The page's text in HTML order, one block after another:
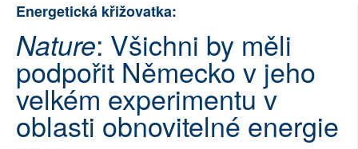
ROZHOVORY
TÉMATA
NEJČTENĚJŠÍ ZA 7 DNÍ
Energetická křižovatka:
Nature: Všichni by měli
podpořit Německo v jeho
velkém experimentu v
oblasti obnovitelné energie